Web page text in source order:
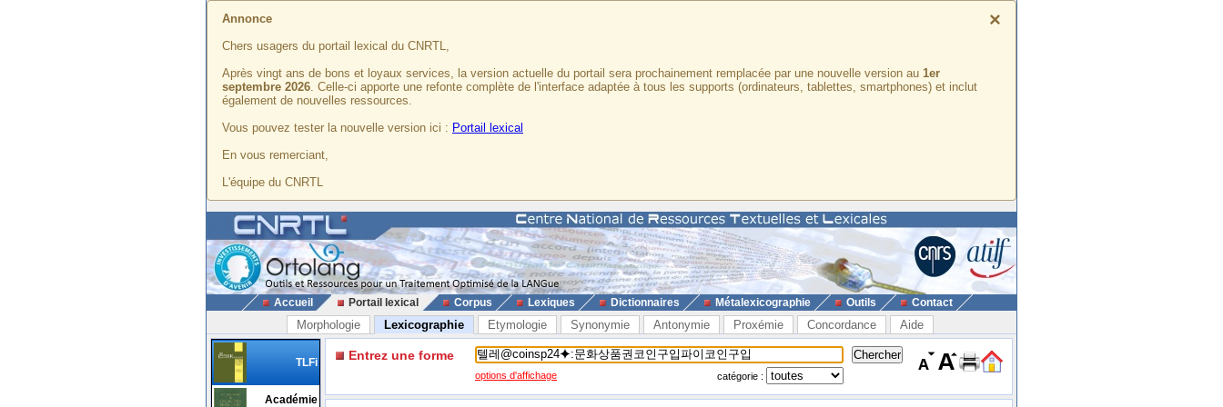
×
Annonce
Chers usagers du portail lexical du CNRTL,
Après vingt ans de bons et loyaux services, la version actuelle du portail sera prochainement remplacée par une nouvelle version au 1er
septembre 2026. Celle-ci apporte une refonte complète de l'interface adaptée à tous les supports (ordinateurs, tablettes, smartphones) et inclut
également de nouvelles ressources.
Vous pouvez tester la nouvelle version ici : Portail lexical
En vous remerciant,
L'équipe du CNRTL
Accueil Portail lexical Corpus Lexiques Dictionnaires Métalexicographie Outils Contact
Morphologie Lexicographie Etymologie Synonymie Antonymie Proxémie Concordance Aide
TLFi
Académie
Entrez une forme
options d'affichage catégorie :